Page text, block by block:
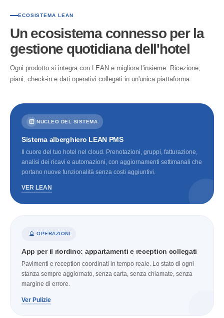
ECOSISTEMA LEAN
Un ecosistema connesso per la
gestione quotidiana dell'hotel
Ogni prodotto si integra con LEAN e migliora l'insieme. Ricezione,
piani, check-in e dati operativi collegati in un'unica piattaforma.
NUCLEO DEL SISTEMA
Sistema alberghiero LEAN PMS
Il cuore del tuo hotel nel cloud. Prenotazioni, gruppi, fatturazione,
analisi dei ricavi e automazioni, con aggiornamenti settimanali che
portano nuove funzionalità senza costi aggiuntivi.
VER LEAN
OPERAZIONI
App per il riordino: appartamenti e reception collegati
Pavimenti e reception coordinati in tempo reale. Lo stato di ogni
stanza sempre aggiornato, senza carta, senza chiamate, senza
margine di errore.
Ver Pulizie